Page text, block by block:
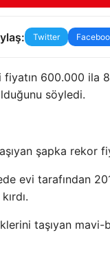
Twitter
fiyatın 600.000 ila
söyledi.
şapka rekor
evi tarafından
taşıyan mavi-